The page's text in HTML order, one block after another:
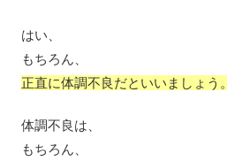
はい、
もちろん、
正直に体調不良だといいましょう。
体調不良は、
もちろん、